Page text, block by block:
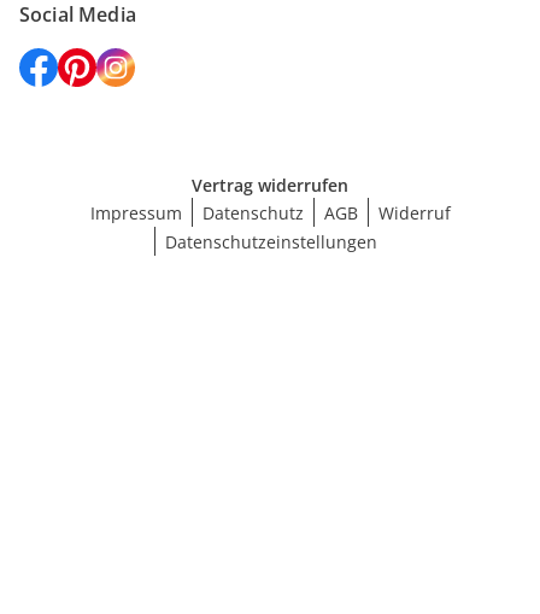
Social Media
Vertrag widerrufen
Impressum
Datenschutz AGB
Widerruf
Datenschutzeinstellungen